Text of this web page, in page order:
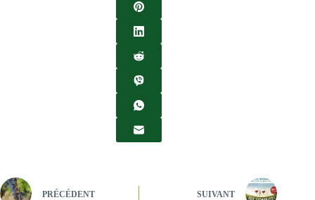
PRÉCÉDENT SUIVANT